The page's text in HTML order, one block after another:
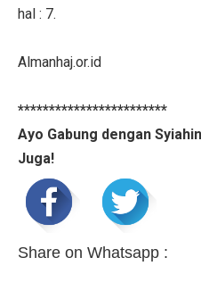
hal : 7.
Almanhaj.or.id
************************
Ayo Gabung dengan
Juga!
Share on Whatsapp :